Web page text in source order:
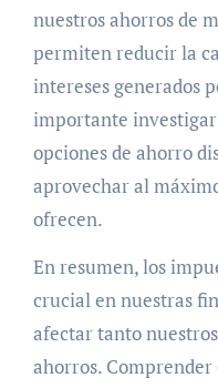
nuestros ahorros de
permiten reducir la
intereses generados
importante
opciones de ahorro
aprovechar al
ofrecen.
En resumen, los
crucial en nuestras
afectar tanto
ahorros.